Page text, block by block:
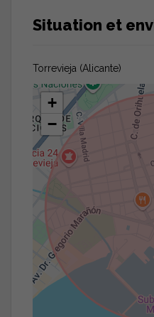
Situation et
Torrevieja (Alicante)
+
−